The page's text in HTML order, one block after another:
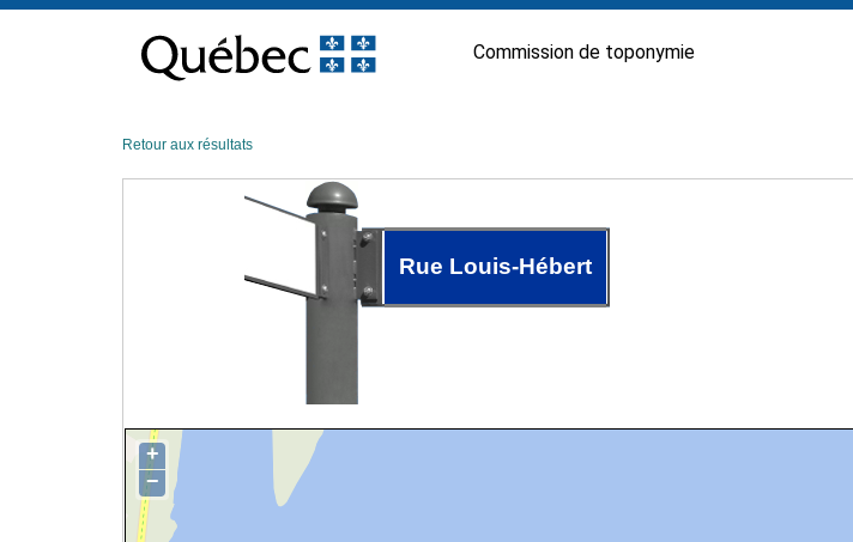
contenu
Commission de toponymie
Retour aux résultats
Rue Louis-Hébert
+
−